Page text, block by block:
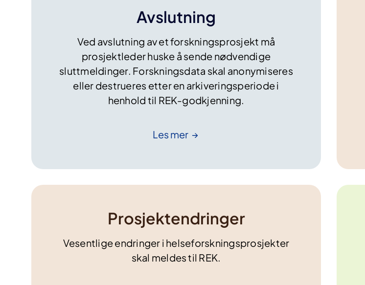
Avslutning
Ved avslutning av et forskningsprosjekt må
prosjektleder huske å sende nødvendige
sluttmeldinger. Forskningsdata skal anonymiseres
eller destrueres etter en arkiveringsperiode i
henhold til REK-godkjenning.
Les mer
Prosjektendringer
Vesentlige endringer i helseforskningsprosjekter
skal meldes til REK.